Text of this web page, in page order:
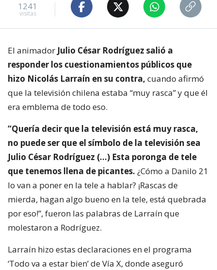
1241
visitas
El animador Julio César Rodríguez salió a
responder los cuestionamientos públicos que
hizo Nicolás Larraín en su contra, cuando afirmó
que la televisión chilena estaba “muy rasca” y que él
era emblema de todo eso.
“Quería decir que la televisión está muy rasca,
no puede ser que el símbolo de la televisión sea
Julio César Rodríguez (…) Esta poronga de tele
que tenemos llena de picantes. ¿Cómo a Danilo 21
lo van a poner en la tele a hablar? ¡Rascas de
mierda, hagan algo bueno en la tele, está quebrada
por eso!”, fueron las palabras de Larraín que
molestaron a Rodríguez.
Larraín hizo estas declaraciones en el programa
‘Todo va a estar bien’ de Vía X, donde aseguró